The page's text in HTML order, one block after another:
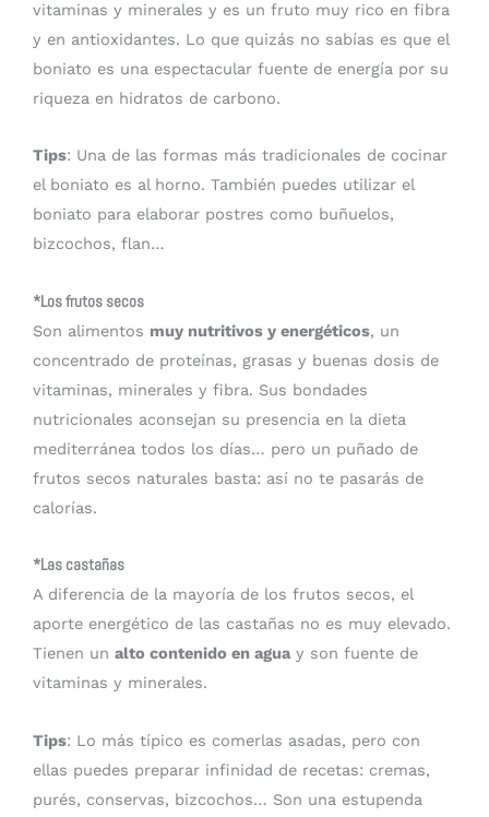
vitaminas y minerales y es un fruto muy rico en fibra
y en antioxidantes. Lo que quizás no sabías es que el
boniato es una espectacular fuente de energía por su
riqueza en hidratos de carbono.
Tips: Una de las formas más tradicionales de cocinar
el boniato es al horno. También puedes utilizar el
boniato para elaborar postres como buñuelos,
bizcochos, flan…
*Los frutos secos
Son alimentos muy nutritivos y energéticos, un
concentrado de proteínas, grasas y buenas dosis de
vitaminas, minerales y fibra. Sus bondades
nutricionales aconsejan su presencia en la dieta
mediterránea todos los días… pero un puñado de
frutos secos naturales basta: así no te pasarás de
calorías.
*Las castañas
A diferencia de la mayoría de los frutos secos, el
aporte energético de las castañas no es muy elevado.
Tienen un alto contenido en aguay son fuente de
vitaminas y minerales.
Tips: Lo más típico es comerlas asadas, pero con
ellas puedes preparar infinidad de recetas: cremas,
purés, conservas, bizcochos… Son una estupenda